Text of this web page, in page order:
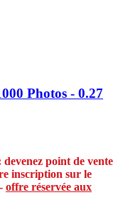
Photos - 0.27
point de vente
inscription sur le
offre réservée aux